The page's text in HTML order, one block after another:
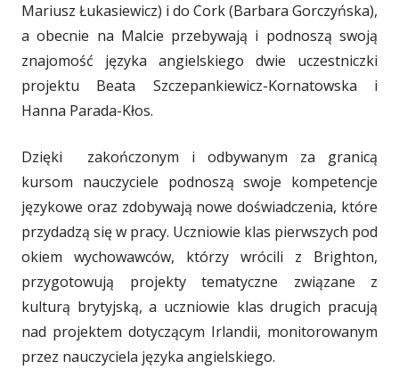
Mariusz Łukasiewicz) i do Cork (Barbara Gorczyńska),
a obecnie na Malcie przebywają i podnoszą swoją
znajomość języka angielskiego dwie uczestniczki
projektu Beata Szczepankiewicz-Kornatowska i
Hanna Parada-Kłos.
Dzięki zakończonym i odbywanym za granicą
kursom nauczyciele podnoszą swoje kompetencje
językowe oraz zdobywają nowe doświadczenia, które
przydadzą się w pracy. Uczniowie klas pierwszych pod
okiem wychowawców, którzy wrócili z Brighton,
przygotowują projekty tematyczne związane z
kulturą brytyjską, a uczniowie klas drugich pracują
nad projektem dotyczącym Irlandii, monitorowanym
przez nauczyciela języka angielskiego.